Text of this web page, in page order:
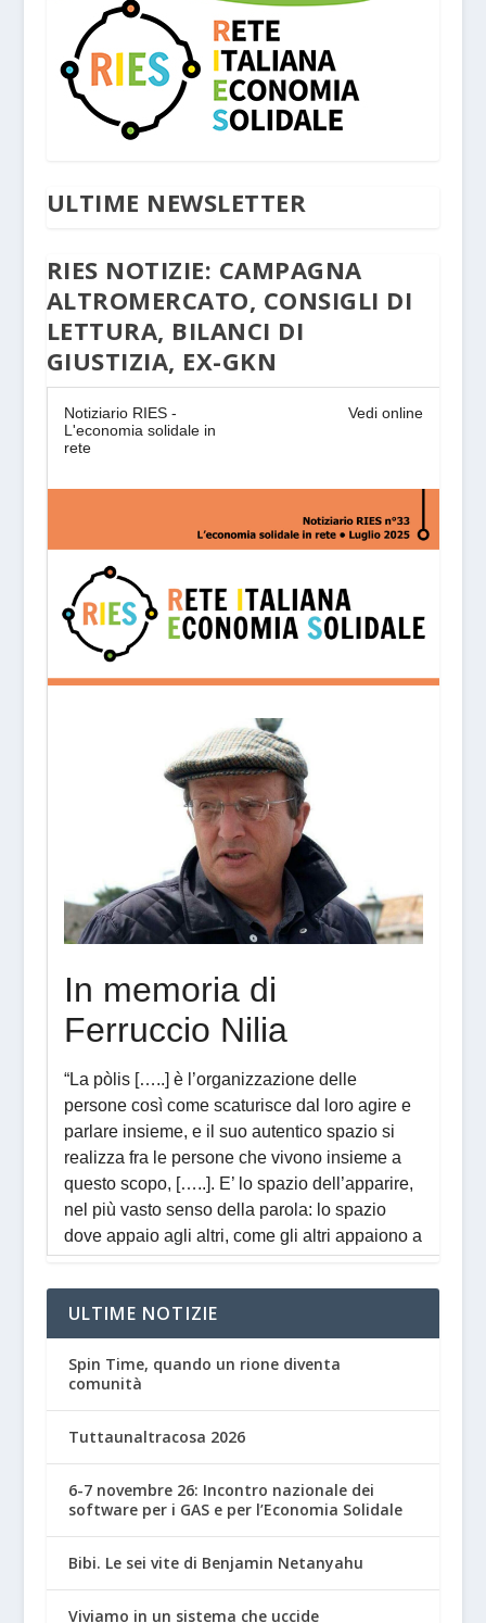
ULTIME NEWSLETTER
RIES NOTIZIE: CAMPAGNA
ALTROMERCATO, CONSIGLI DI
LETTURA, BILANCI DI
GIUSTIZIA, EX-GKN
ULTIME NOTIZIE
Spin Time, quando un rione diventa
comunità
Tuttaunaltracosa 2026
6-7 novembre 26: Incontro nazionale dei
software per i GAS e per l’Economia Solidale
Bibi. Le sei vite di Benjamin Netanyahu
Viviamo in un sistema che uccide